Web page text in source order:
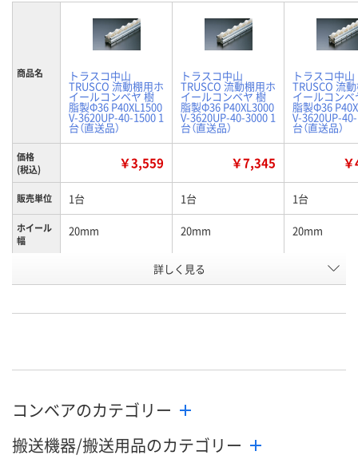
商品名 トラスコ中山
TRUSCO 流動棚用ホ
イールコンベヤ 樹
脂製Φ36 P40XL1500
V-3620UP-40-1500 1
台（直送品）
トラスコ中山
TRUSCO 流動棚用ホ
イールコンベヤ 樹
脂製Φ36 P40XL3000
V-3620UP-40-3000 1
台（直送品）
トラスコ中山
TRUSCO 流
イールコンベ
脂製Φ36
V-3620UP-
台（直送品）
価格
(税込)
￥3,559 ￥7,345
販売単位 1台 1台 1台
ホイール
幅
20mm 20mm 20mm
P627459 P629096
（次回入荷日未定）
（次回入荷日未定）
詳しく見る
コンベアのカテゴリー
搬送機器/搬送用品のカテゴリー